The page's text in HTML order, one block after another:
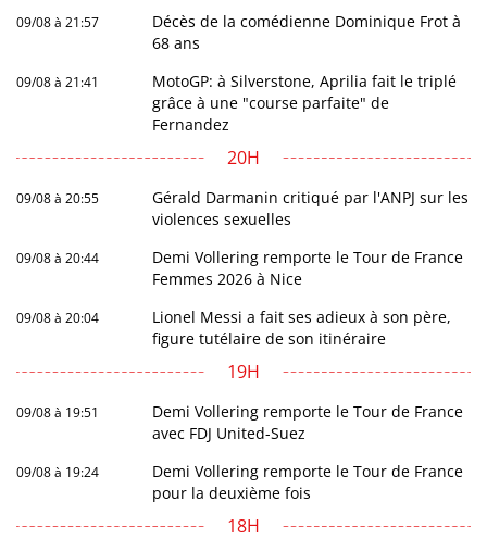
09/08 à 21:57
Décès de la comédienne Dominique Frot à
68 ans
09/08 à 21:41
MotoGP: à Silverstone, Aprilia fait le triplé
grâce à une "course parfaite" de
Fernandez
20H
09/08 à 20:55
Gérald Darmanin critiqué par l'ANPJ sur les
violences sexuelles
09/08 à 20:44
Demi Vollering remporte le Tour de France
Femmes 2026 à Nice
09/08 à 20:04
Lionel Messi a fait ses adieux à son père,
figure tutélaire de son itinéraire
19H
09/08 à 19:51
Demi Vollering remporte le Tour de France
avec FDJ United-Suez
09/08 à 19:24
Demi Vollering remporte le Tour de France
pour la deuxième fois
18H